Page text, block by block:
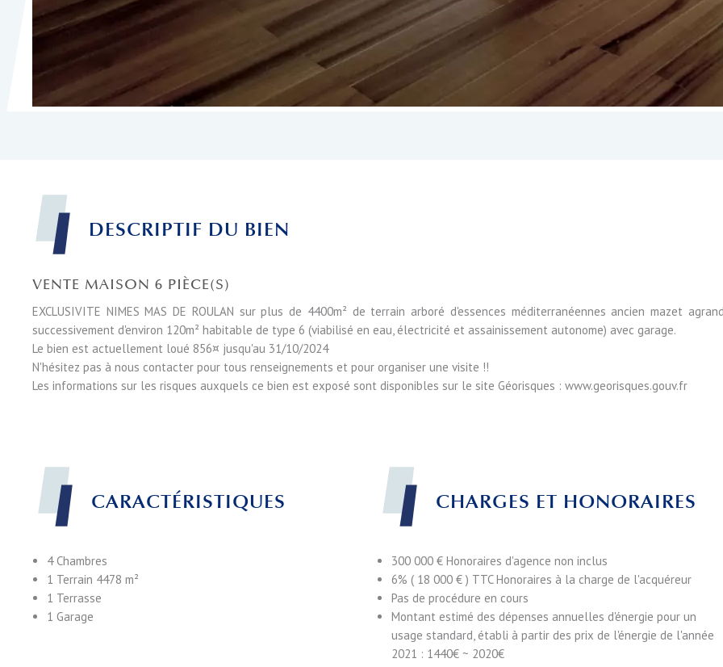
DESCRIPTIF DU BIEN
VENTE MAISON 6 PIÈCE(S)
EXCLUSIVITE NIMES MAS DE ROULAN sur plus de 4400m² de terrain arboré d'essences méditerranéennes ancien mazet
successivement d'environ 120m² habitable de type 6 (viabilisé en eau, électricité et assainissement autonome) avec garage.
Le bien est actuellement loué 856¤ jusqu'au 31/10/2024
N'hésitez pas à nous contacter pour tous renseignements et pour organiser une visite !!
Les informations sur les risques auxquels ce bien est exposé sont disponibles sur le site Géorisques : www.georisques.gouv.fr
CARACTÉRISTIQUES
4 Chambres
1 Terrain 4478 m²
1 Terrasse
1 Garage
CHARGES ET HONORAIRES
300 000 € Honoraires d'agence non inclus
6% ( 18 000 € ) TTC Honoraires à la charge de l'acquéreur
Pas de procédure en cours
Montant estimé des dépenses annuelles d'énergie pour un
usage standard, établi à partir des prix de l'énergie de l'année
2021 : 1440€ ~ 2020€